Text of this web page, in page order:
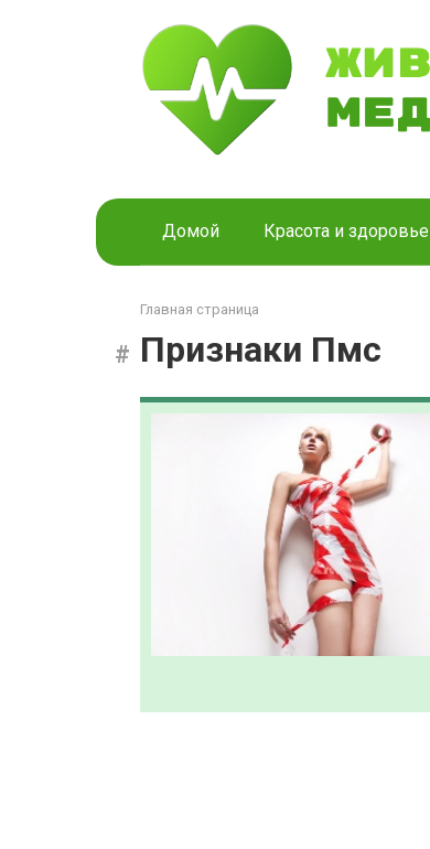
Домой Красота и здоровье
Главная страница
Признаки Пмс